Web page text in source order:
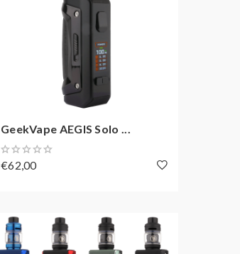
GeekVape AEGIS Solo ...
€62,00